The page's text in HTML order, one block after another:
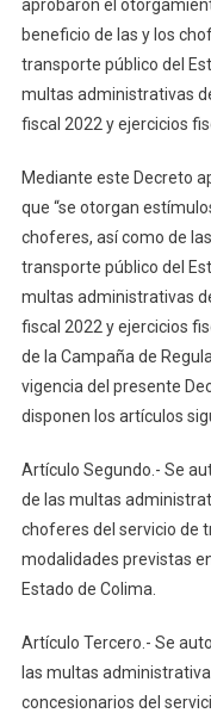
aprobaron el
beneficio de las y los
transporte público del
multas administrativas
fiscal 2022 y ejercicios
Mediante este Decreto
que “se otorgan
choferes, así como de
transporte público del
multas administrativas
fiscal 2022 y ejercicios
de la Campaña de
vigencia del presente
disponen los artículos
Artículo Segundo.- Se
de las multas
choferes del servicio de
modalidades previstas
Estado de Colima.
Artículo Tercero.- Se
las multas
concesionarios del